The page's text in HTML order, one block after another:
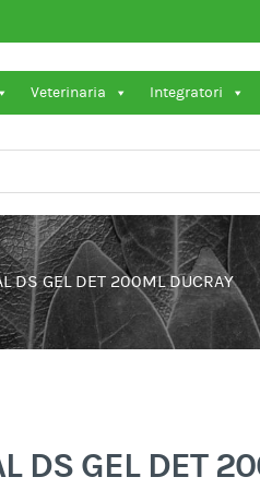
Veterinaria Integratori
DS GEL DET 200ML DUCRAY
DS GEL DET